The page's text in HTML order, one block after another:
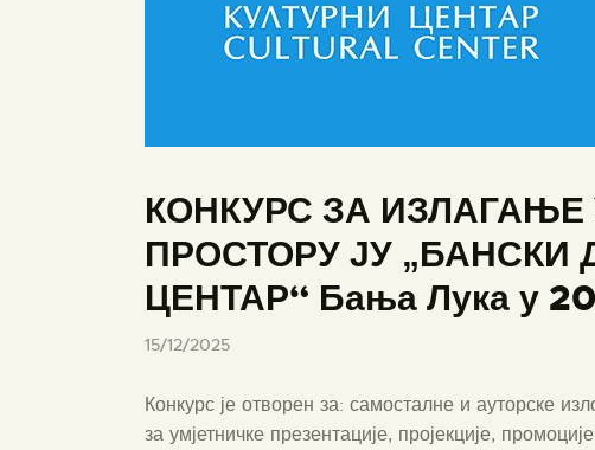
КОНКУРС ЗА ИЗЛАГАЊЕ
ПРОСТОРУ ЈУ „БАНСКИ
ЦЕНТАР“ Бања Лука у
15/12/2025
Конкурс је отворен за: самосталне и ауторске
за умјетничке презентације, пројекције,